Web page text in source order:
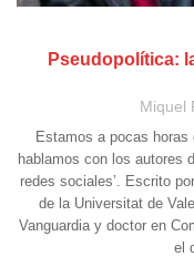
Pseudopolítica:
Miquel
Estamos a pocas
hablamos con los autores
redes sociales’. Escrito
de la Universitat de
Vanguardia y doctor en
el